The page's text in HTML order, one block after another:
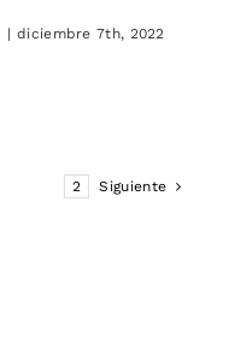
| diciembre 7th, 2022
2 Siguiente